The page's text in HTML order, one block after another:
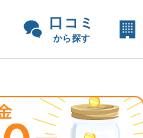
口コミ
から探す